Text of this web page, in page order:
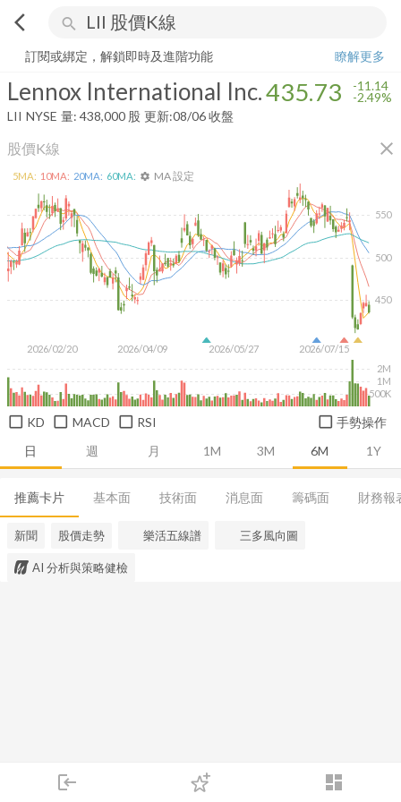
arrow_back_ios search
login dashboard
下單
Lennox International Inc. 435.73
訂閱或綁定，解鎖即時及進階功能
瞭解更多
Lennox International Inc.435.73 -11.14
-2.49%
LII NYSE 量: 438,000 股 更新:08/06 收盤
股價K線 close
日 週 月 1M 3M 6M 1Y
2026/02/20 2026/04/09 2026/05/27 2026/07/15
450
500
550
500K
1M
2M
5MA: 10MA: 20MA: 60MA: settings MA 設定
KD MACD RSI 手勢操作
推薦卡片 基本面 技術面 消息面 籌碼面 財務報
新聞 股價走勢 樂活五線譜 三多風向圖
AI 分析與策略健檢